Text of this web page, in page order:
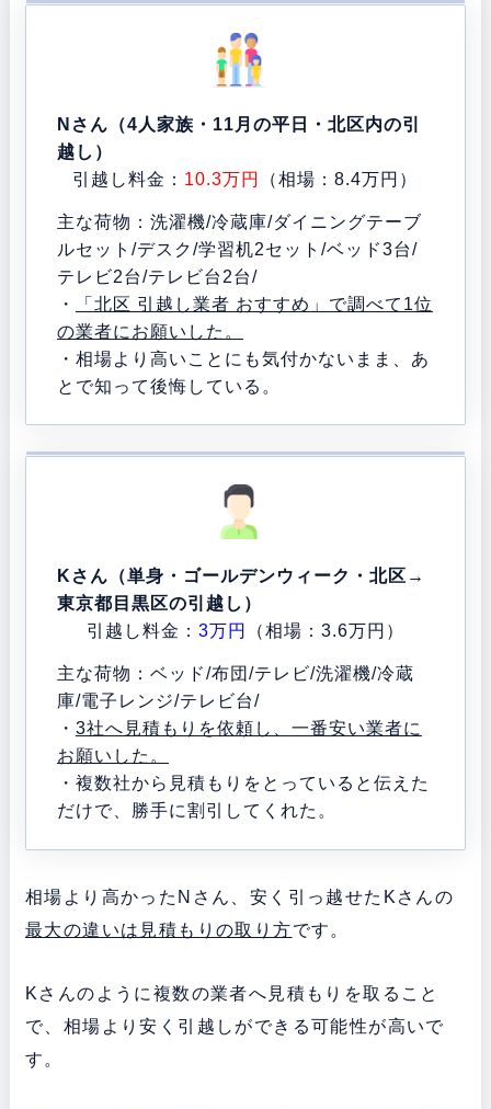
Nさん（4人家族・11月の平日・北区内の引
越し）
引越し料金： 10.3万円 （相場：8.4万円）
主な荷物：洗濯機/冷蔵庫/ダイニングテーブ
ルセット/デスク/学習机2セット/ベッド3台/
テレビ2台/テレビ台2台/
・
「北区 引越し業者 おすすめ」で調べて1位
の業者にお願いした。
・相場より高いことにも気付かないまま、あ
とで知って後悔している。
Kさん（単身・ゴールデンウィーク・北区→
東京都目黒区の引越し）
引越し料金： 3万円 （相場：3.6万円）
主な荷物：ベッド/布団/テレビ/洗濯機/冷蔵
庫/電子レンジ/テレビ台/
・ 3社へ見積もりを依頼し、一番安い業者に
お願いした。
・複数社から見積もりをとっていると伝えた
だけで、勝手に割引してくれた。
相場より高かったNさん、安く引っ越せたKさんの
最大の違いは見積もりの取り方です。
Kさんのように複数の業者へ見積もりを取ること
で、相場より安く引越しができる可能性が高いで
す。